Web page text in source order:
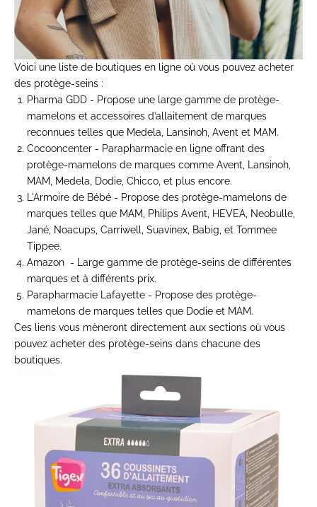
Voici une liste de boutiques en ligne où vous pouvez acheter
des protège-seins :
Pharma GDD - Propose une large gamme de protège-
mamelons et accessoires d’allaitement de marques
reconnues telles que Medela, Lansinoh, Avent et MAM.
Cocooncenter - Parapharmacie en ligne offrant des
protège-mamelons de marques comme Avent, Lansinoh,
MAM, Medela, Dodie, Chicco, et plus encore.
L'Armoire de Bébé - Propose des protège-mamelons de
marques telles que MAM, Philips Avent, HEVEA, Neobulle,
Jané, Noacups, Carriwell, Suavinex, Babig, et Tommee
Tippee.
Amazon - Large gamme de protège-seins de différentes
marques et à différents prix.
Parapharmacie Lafayette - Propose des protège-
mamelons de marques telles que Dodie et MAM.
Ces liens vous mèneront directement aux sections où vous
pouvez acheter des protège-seins dans chacune des
boutiques.